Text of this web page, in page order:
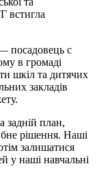
встигла
посадовець с
в громаді
шкіл та дитячих
закладів
задній план,
рішення. Наші
залишатися
у наші навчальні